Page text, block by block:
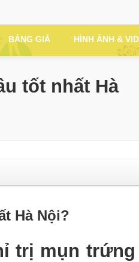
BẢNG GIÁ HÌNH ẢNH &
tốt nhất Hà
Hà Nội?
trị mụn trứng